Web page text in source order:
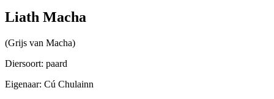
Liath Macha
(Grijs van Macha)
Diersoort: paard
Eigenaar: Cú Chulainn